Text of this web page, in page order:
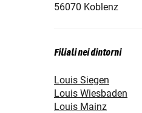
56070 Koblenz
Filiali nei dintorni
Louis Siegen
Louis Wiesbaden
Louis Mainz